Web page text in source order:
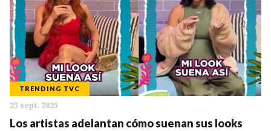
TRENDING TVC
25 sept. 2025
Los artistas adelantan cómo suenan sus looks